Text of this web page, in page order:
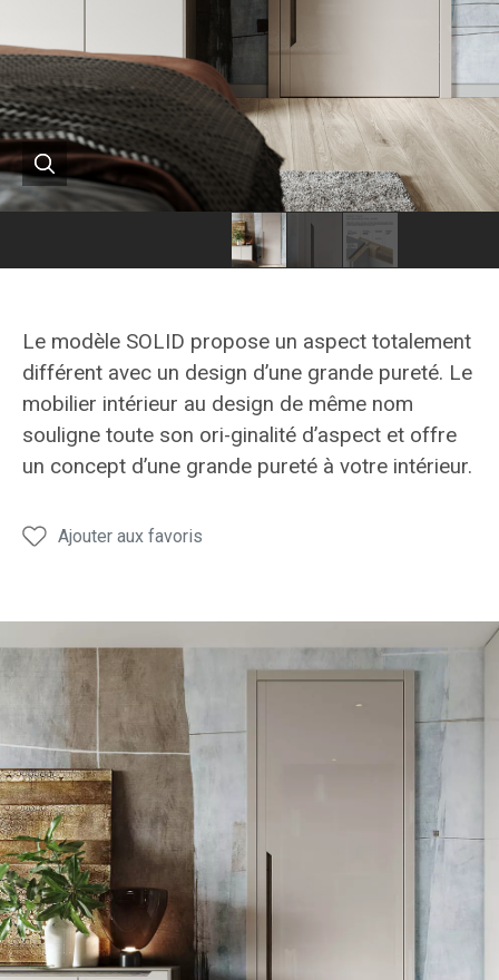
Portes
SOLID
Portes
SOLID
Le modèle SOLID propose un aspect totalement
différent avec un design d’une grande pureté. Le
mobilier intérieur au design de même nom
souligne toute son ori-ginalité d’aspect et offre
un concept d’une grande pureté à votre intérieur.
Ajouter aux favoris